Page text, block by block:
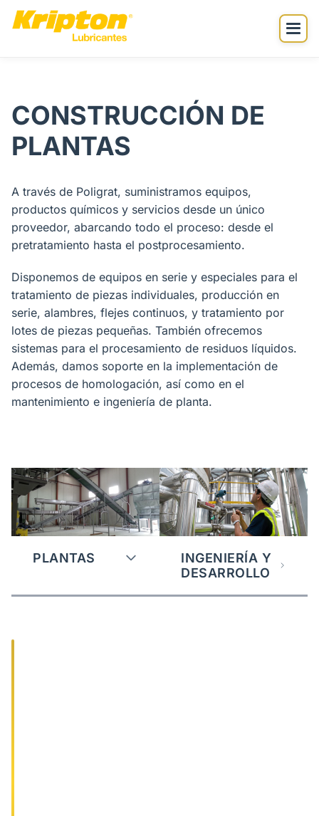
CONSTRUCCIÓN DE
PLANTAS
A través de Poligrat, suministramos equipos,
productos químicos y servicios desde un único
proveedor, abarcando todo el proceso: desde el
pretratamiento hasta el postprocesamiento.
Disponemos de equipos en serie y especiales para el
tratamiento de piezas individuales, producción en
serie, alambres, flejes continuos, y tratamiento por
lotes de piezas pequeñas. También ofrecemos
sistemas para el procesamiento de residuos líquidos.
Además, damos soporte en la implementación de
procesos de homologación, así como en el
mantenimiento e ingeniería de planta.
PLANTAS
INGENIERÍA Y
DESARROLLO